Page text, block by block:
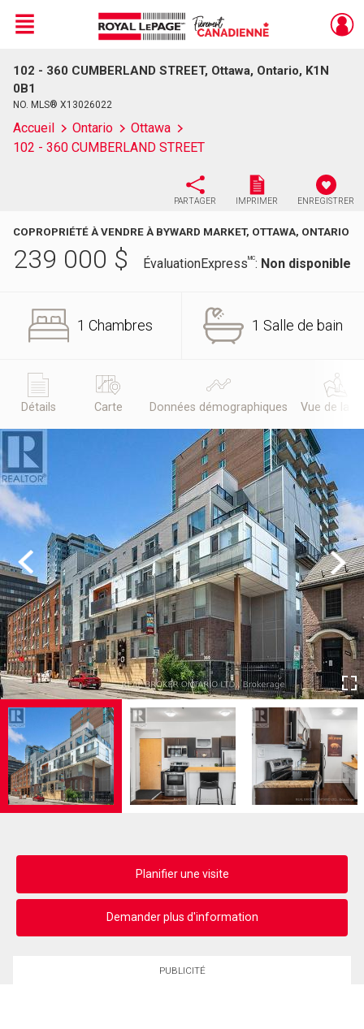
Live
En Direct
Menu
102 - 360 CUMBERLAND STREET, Ottawa, Ontario, K1N
0B1
NO. MLS® X13026022
Accueil Ontario
Ottawa
102 - 360 CUMBERLAND STREET
PARTAGER IMPRIMER ENREGISTRER
COPROPRIÉTÉ À VENDRE À BYWARD MARKET, OTTAWA, ONTARIO
239 000 $ ÉvaluationExpressMC: Non disponible
1 Chambres 1 Salle de bain
Détails Carte Données démographiques Vue de la
Previous Next
Planifier une visite
Demander plus d'information
PUBLICITÉ